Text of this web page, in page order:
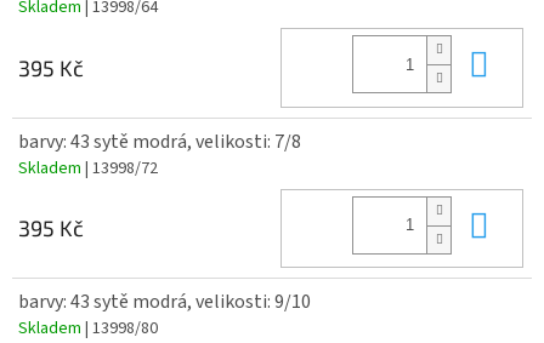
Skladem | 13998/64
395 Kč
barvy: 43 sytě modrá, velikosti: 7/8
Skladem | 13998/72
395 Kč
barvy: 43 sytě modrá, velikosti: 9/10
Skladem | 13998/80